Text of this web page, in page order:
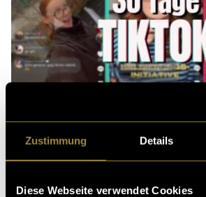
Zustimmung Details
Diese Webseite verwendet Cookies